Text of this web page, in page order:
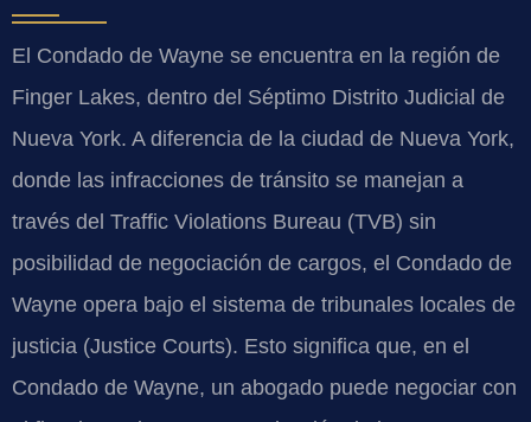
El Condado de Wayne se encuentra en la región de
Finger Lakes, dentro del Séptimo Distrito Judicial de
Nueva York. A diferencia de la ciudad de Nueva York,
donde las infracciones de tránsito se manejan a
través del Traffic Violations Bureau (TVB) sin
posibilidad de negociación de cargos, el Condado de
Wayne opera bajo el sistema de tribunales locales de
justicia (Justice Courts). Esto significa que, en el
Condado de Wayne, un abogado puede negociar con